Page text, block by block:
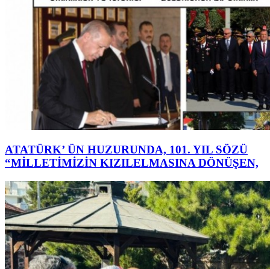
ATATÜRK’ ÜN HUZURUNDA, 101. YIL SÖZÜ
“MİLLETİMİZİN KIZILELMASINA DÖNÜŞEN,